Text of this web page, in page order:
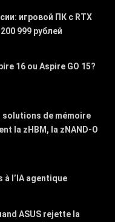
игровой ПК с RTX
999 рублей
16 ou Aspire GO 15?
solutions de mémoire
la zHBM, la zNAND-O
à l’IA agentique
ASUS rejette la